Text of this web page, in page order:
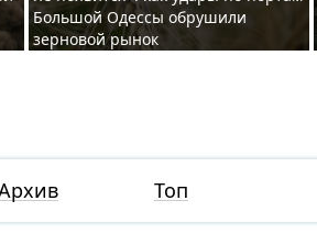
Большой Одессы обрушили
зерновой рынок
Топ